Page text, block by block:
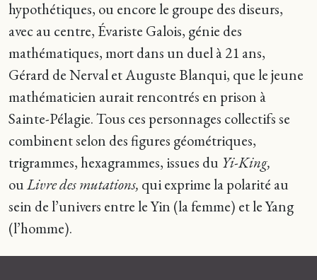
hypothétiques, ou encore le groupe des diseurs,
avec au centre, Évariste Galois, génie des
mathématiques, mort dans un duel à 21 ans,
Gérard de Nerval et Auguste Blanqui, que le jeune
mathématicien aurait rencontrés en prison à
Sainte-Pélagie. Tous ces personnages collectifs se
combinent selon des figures géométriques,
trigrammes, hexagrammes, issues du Yi-King,
ouLivre des mutations, qui exprime la polarité au
sein de l’univers entre le Yin (la femme) et le Yang
(l’homme).